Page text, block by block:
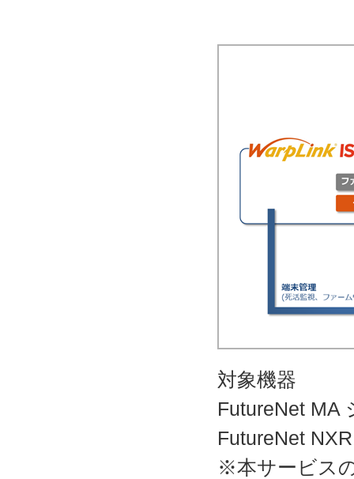
対象機器
FutureNet MA
FutureNet
※本サービス